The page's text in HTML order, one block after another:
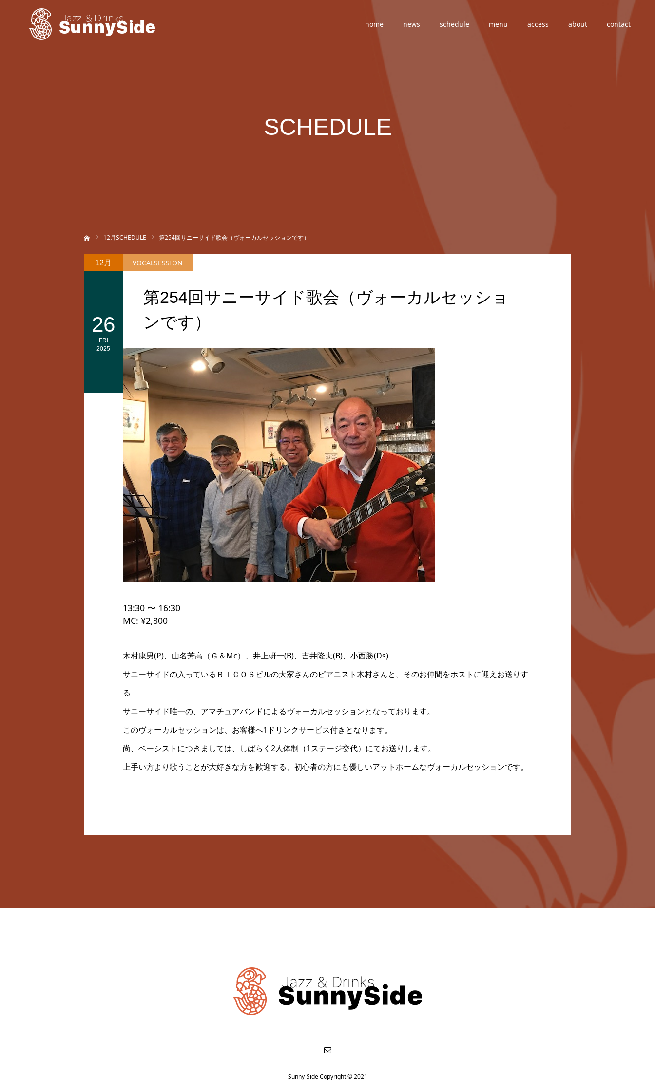
home news schedule menu access about contact
SCHEDULE
12月SCHEDULE 第254回サニーサイド歌会（ヴォーカルセッションです）
第254回サニーサイド歌会（ヴォーカルセッショ
ンです）
12月
26
FRI
2025
VOCALSESSION
13:30 〜 16:30
MC: ¥2,800
木村康男(P)、山名芳高（Ｇ＆Mc）、井上研一(B)、吉井隆夫(B)、小西勝(Ds)
サニーサイドの入っているＲＩＣＯＳビルの大家さんのピアニスト木村さんと、そのお仲間をホストに迎えお送りす
る
サニーサイド唯一の、アマチュアバンドによるヴォーカルセッションとなっております。
このヴォーカルセッションは、お客様へ1ドリンクサービス付きとなります。
尚、ベーシストにつきましては、しばらく2人体制（1ステージ交代）にてお送りします。
上手い方より歌うことが大好きな方を歓迎する、初心者の方にも優しいアットホームなヴォーカルセッションです。
Sunny-Side Copyright © 2021